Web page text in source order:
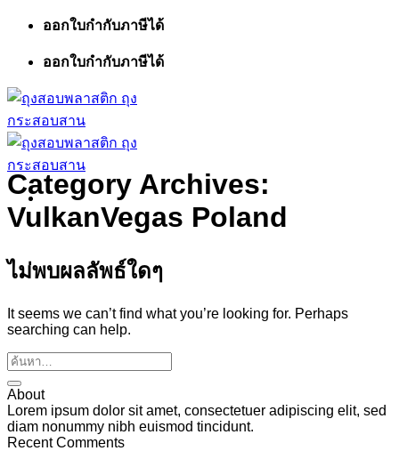
ข้าม
เนื้อหา
ออกใบกำกับภาษีได้
ออกใบกำกับภาษีได้
Category Archives:
VulkanVegas Poland
ไม่พบผลลัพธ์ใดๆ
It seems we can’t find what you’re looking for. Perhaps
searching can help.
About
Lorem ipsum dolor sit amet, consectetuer adipiscing elit, sed
diam nonummy nibh euismod tincidunt.
Recent Comments